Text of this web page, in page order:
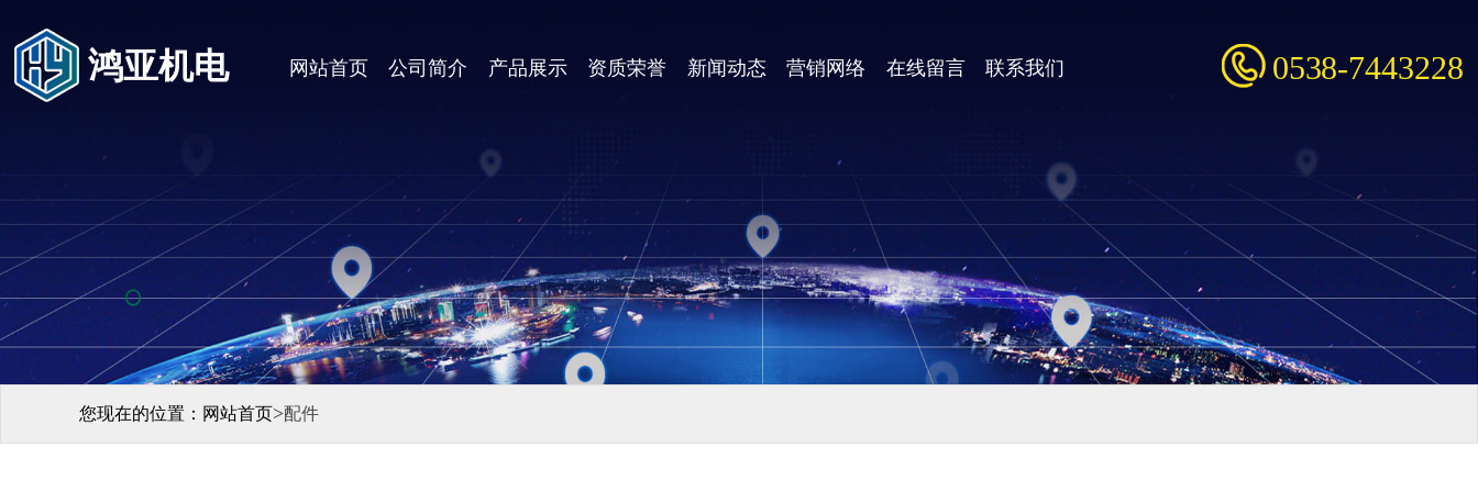
鸿亚机电 网站首页 公司简介 产品展示 资质荣誉 新闻动态 营销网络 在线留言 联系我们 0538-7443228
您现在的位置： 网站首页>配件